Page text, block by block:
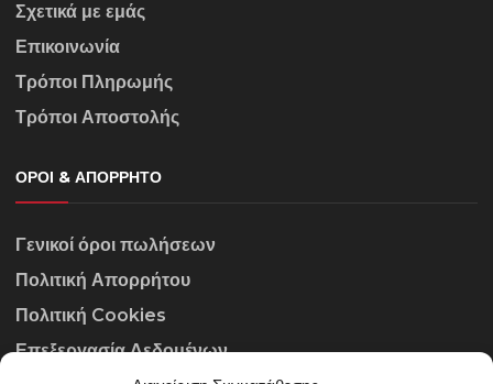
Σχετικά με εμάς
Επικοινωνία
Τρόποι Πληρωμής
Τρόποι Αποστολής
ΌΡΟΙ & ΑΠΌΡΡΗΤΟ
Γενικοί όροι πωλήσεων
Πολιτική Απορρήτου
Πολιτική Cookies
Επεξεργασία Δεδομένων